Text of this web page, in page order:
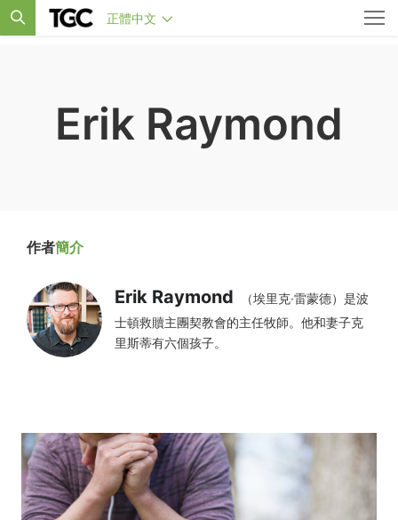
正體中文
Erik Raymond
作者簡介
Erik Raymond
（埃里克·雷蒙德）是波
士頓救贖主團契教會的主任牧師。他和妻子克
里斯蒂有六個孩子。